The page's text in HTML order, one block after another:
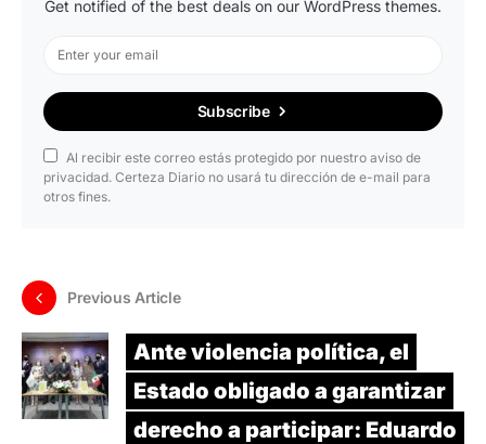
Get notified of the best deals on our WordPress themes.
Subscribe
Al recibir este correo estás protegido por nuestro aviso de
privacidad. Certeza Diario no usará tu dirección de e-mail para
otros fines.
Previous Article
Ante violencia política, el
Estado obligado a garantizar
derecho a participar: Eduardo